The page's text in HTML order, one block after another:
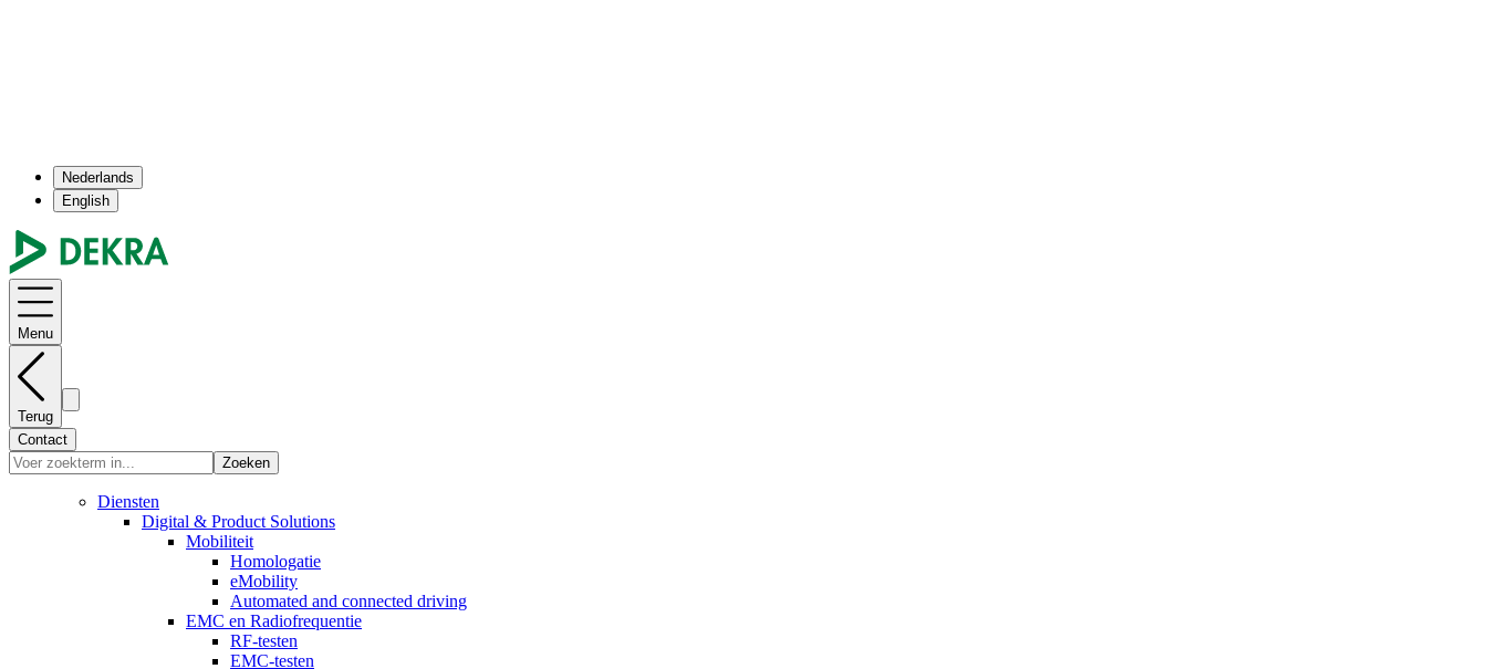
Nederlands
English
Menu
Terug
Contact
Zoeken
Diensten
Digital & Product Solutions
Mobiliteit
Homologatie
eMobility
Automated and connected driving
EMC en Radiofrequentie
RF-testen
EMC-testen